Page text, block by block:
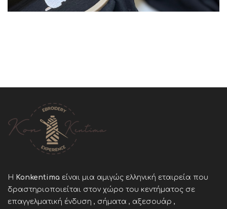
Η Konkentima είναι μια αμιγώς ελληνική εταιρεία που
δραστηριοποιείται στον χώρο του κεντήματος σε
επαγγελματική ένδυση , σήματα , αξεσουάρ ,